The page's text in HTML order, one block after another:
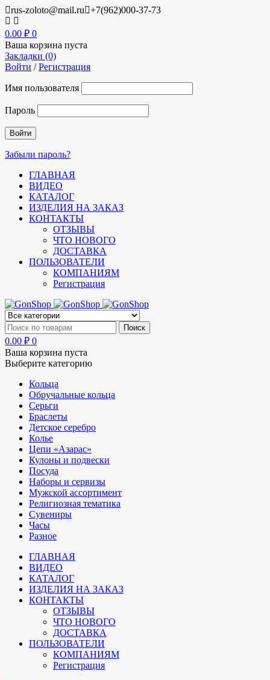
rus-zoloto@mail.ru +7(962)000-37-73
0.00 ₽ 0
Ваша корзина пуста
Закладки (0)
Войти /Регистрация
Имя пользователя
Пароль
Забыли пароль?
ГЛАВНАЯ
ВИДЕО
КАТАЛОГ
ИЗДЕЛИЯ НА ЗАКАЗ
КОНТАКТЫ
ОТЗЫВЫ
ЧТО НОВОГО
ДОСТАВКА
ПОЛЬЗОВАТЕЛИ
КОМПАНИЯМ
Регистрация
0.00 ₽ 0
Ваша корзина пуста
Выберите категорию
Кольца
Обручальные кольца
Серьги
Браслеты
Детское серебро
Колье
Цепи «Азарас»
Кулоны и подвески
Посуда
Наборы и сервизы
Мужской ассортимент
Религиозная тематика
Сувениры
Часы
Разное
ГЛАВНАЯ
ВИДЕО
КАТАЛОГ
ИЗДЕЛИЯ НА ЗАКАЗ
КОНТАКТЫ
ОТЗЫВЫ
ЧТО НОВОГО
ДОСТАВКА
ПОЛЬЗОВАТЕЛИ
КОМПАНИЯМ
Регистрация